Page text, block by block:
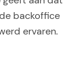
backoffice
ervaren.